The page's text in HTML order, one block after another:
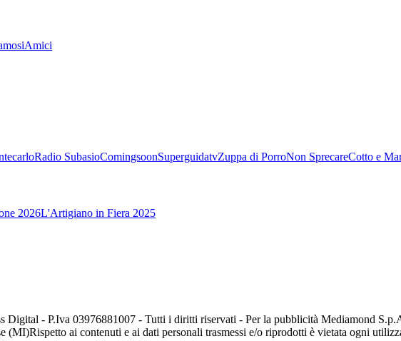
Amici
Radio SubasioComingsoonSuperguidatvZuppa di PorroNon SprecareCotto e
2026L'Artigiano in Fiera 2025
Digital - P.Iva 03976881007 - Tutti i diritti riservati - Per la pubblicità Mediamond
(MI)Rispetto ai contenuti e ai dati personali trasmessi e/o riprodotti è vietata ogni